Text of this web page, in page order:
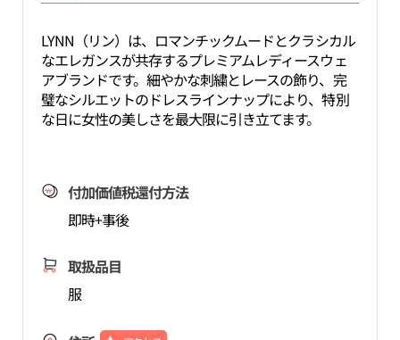
LYNN（リン）は、ロマンチックムードとクラシカル
なエレガンスが共存するプレミアムレディースウェ
アブランドです。細やかな刺繍とレースの飾り、完
璧なシルエットのドレスラインナップにより、特別
な日に女性の美しさを最大限に引き立てます。
付加価値税還付方法
即時+事後
取扱品目
服